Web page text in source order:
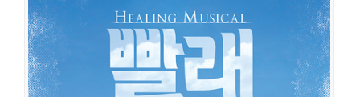
출연진
윤진솔
김지혜
류경환
심우성 박정표정평서인권나경호김유정서태인